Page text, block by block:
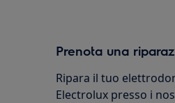
Prenota una
Ripara il tuo
Electrolux presso i